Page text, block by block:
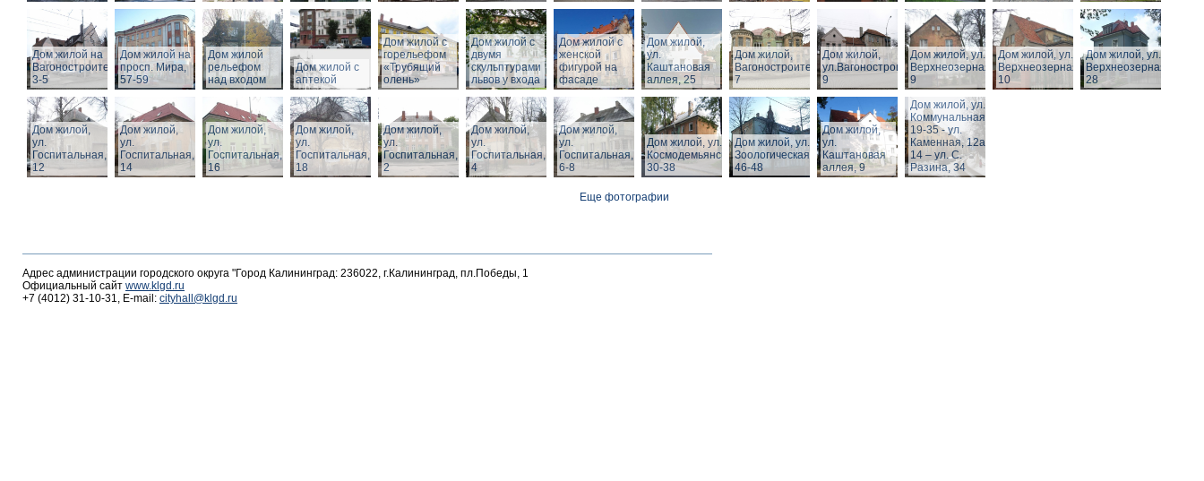
Дом жилой на
Вагоностроительной
3-5
Дом жилой на
просп. Мира,
57-59
Дом жилой
рельефом
над входом
Дом жилой с
аптекой
Дом жилой с
горельефом
«Трубящий
олень»
Дом жилой с
двумя
скульптурами
львов у входа
Дом жилой с
женской
фигурой на
фасаде
Дом жилой,
ул.
Каштановая
аллея, 25
Дом жилой,
Вагоностроительная,
7
Дом жилой,
ул.Вагоностроительная,
9
Дом жилой, ул.
Верхнеозерная,
9
Дом жилой, ул.
Верхнеозерная,
10
Дом жилой, ул.
Верхнеозерная,
28
Дом жилой,
ул.
Госпитальная,
12
Дом жилой,
ул.
Госпитальная,
14
Дом жилой,
ул.
Госпитальная,
16
Дом жилой,
ул.
Госпитальная,
18
Дом жилой,
ул.
Госпитальная,
2
Дом жилой,
ул.
Госпитальная,
4
Дом жилой,
ул.
Госпитальная,
6-8
Дом жилой, ул. З.
Космодемьянской
30-38
Дом жилой, ул.
Зоологическая,
46-48
Дом жилой,
ул.
Каштановая
аллея, 9
Дом жилой, ул.
Коммунальная,
19-35 - ул.
Каменная, 12а,
14 – ул. С.
Разина, 34
Еще фотографии
Адрес администрации городского округа "Город Калининград: 236022, г.Калининград, пл.Победы, 1
Официальный сайт www.klgd.ru
+7 (4012) 31-10-31, E-mail: cityhall@klgd.ru